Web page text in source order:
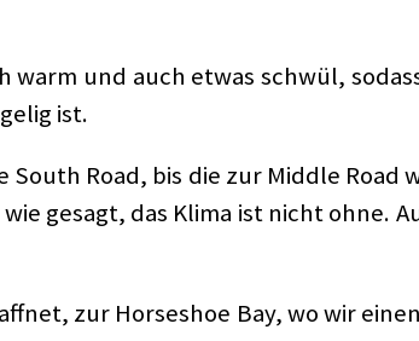
und auch etwas schwül,
ist.
Road, bis die zur Middle Road
gesagt, das Klima ist nicht ohne.
zur Horseshoe Bay, wo wir